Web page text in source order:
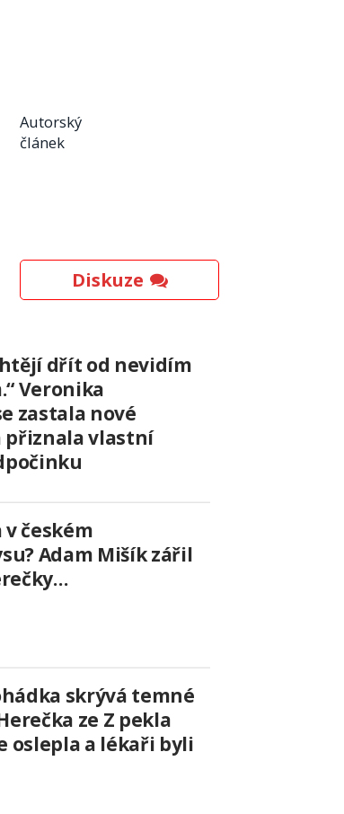
Autorský
článek
Diskuze
dřít od nevidím
Veronika
zastala nové
přiznala vlastní
českém
Adam Mišík zářil
skrývá temné
ze Z pekla
oslepla a lékaři byli